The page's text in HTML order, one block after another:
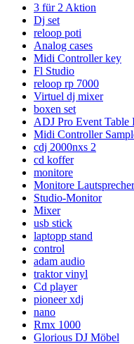
3 für 2 Aktion
Dj set
reloop poti
Analog cases
Midi Controller key
Fl Studio
reloop rp 7000
Virtuel dj mixer
boxen set
ADJ Pro Event Table
Midi Controller
cdj 2000nxs 2
cd koffer
monitore
Monitore Lautsprecher
Studio-Monitor
Mixer
usb stick
laptopp stand
control
adam audio
traktor vinyl
Cd player
pioneer xdj
nano
Rmx 1000
Glorious DJ Möbel